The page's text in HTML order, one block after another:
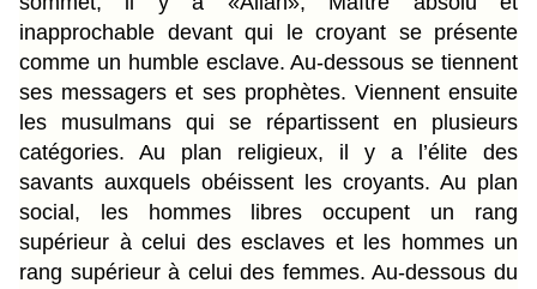
inapprochable devant qui le croyant se présente
comme un humble esclave. Au-dessous se tiennent
ses messagers et ses prophètes. Viennent ensuite
les musulmans qui se répartissent en plusieurs
catégories. Au plan religieux, il y a l’élite des
savants auxquels obéissent les croyants. Au plan
social, les hommes libres occupent un rang
supérieur à celui des esclaves et les hommes un
rang supérieur à celui des femmes. Au-dessous du